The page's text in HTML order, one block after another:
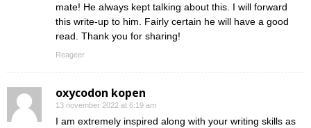
mate! He always kept talking about this. I will forward
this write-up to him. Fairly certain he will have a good
read. Thank you for sharing!
Reageer
oxycodon kopen
13 november 2022 at 6:19 am
I am extremely inspired along with your writing skills as